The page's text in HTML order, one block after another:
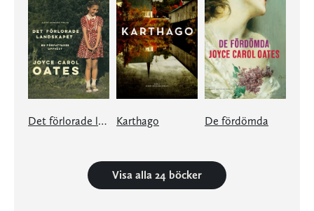
Det förlorade landskapet Karthago De fördömda
Visa alla 24 böcker